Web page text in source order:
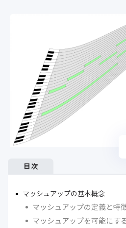
目次
マッシュアップの基本概念
マッシュアップの定義と特
マッシュアップを可能にす